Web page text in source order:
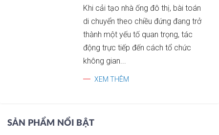
Khi cải tạo nhà ống đô thị, bài toán
di chuyển theo chiều đứng đang trở
thành một yếu tố quan trọng, tác
động trực tiếp đến cách tổ chức
không gian...
XEM THÊM
SẢN PHẨM NỔI BẬT